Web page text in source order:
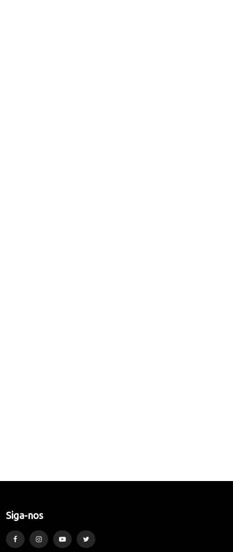
Siga-nos